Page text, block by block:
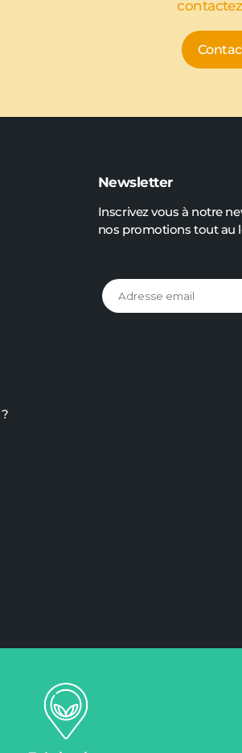
Newsletter
Inscrivez vous à notre
nos promotions tout au